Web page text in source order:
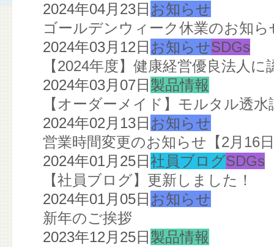
2024年04月23日 お知らせ
ゴールデンウィーク休業のお知ら
2024年03月12日 お知らせSDGs
【2024年度】健康経営優良法人
2024年03月07日 製品情報
【オーダーメイド】モルタル透
2024年02月13日 お知らせ
営業時間変更のお知らせ【2月16
2024年01月25日 社員ブログSDGs
【社員ブログ】更新しました！
2024年01月05日 お知らせ
新年のご挨拶
2023年12月25日 製品情報